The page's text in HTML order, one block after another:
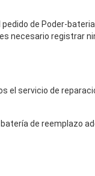
de Poder-
necesario registrar
el servicio de
batería de reemplazo